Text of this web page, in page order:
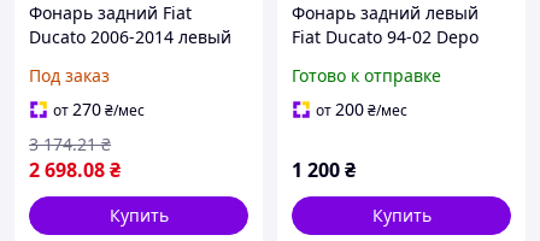
Фонарь задний Fiat
Ducato 2006-2014 левый
Под заказ
от270₴/мес
2 698.08₴
3 174.21 ₴
Купить
Фонарь задний левый
Fiat Ducato 94-02 Depo
Готово к отправке
от200₴/мес
1 200₴
Купить